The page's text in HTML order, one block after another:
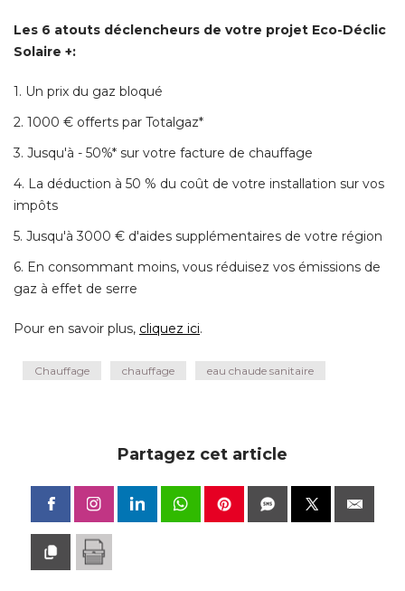
Les 6 atouts déclencheurs de votre projet Eco-Déclic
Solaire +:
1. Un prix du gaz bloqué
2. 1000 € offerts par Totalgaz*
3. Jusqu'à - 50%* sur votre facture de chauffage
4. La déduction à 50 % du coût de votre installation sur vos
impôts
5. Jusqu'à 3000 € d'aides supplémentaires de votre région
6. En consommant moins, vous réduisez vos émissions de
gaz à effet de serre
Pour en savoir plus, cliquez ici.
Chauffage chauffage eau chaude sanitaire
Partagez cet article